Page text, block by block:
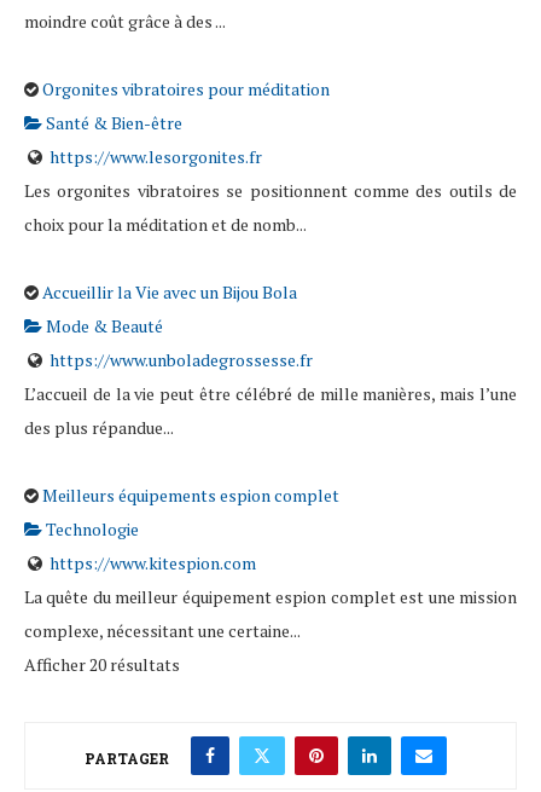
moindre coût grâce à des ...
Orgonites vibratoires pour méditation
Santé & Bien-être
https://www.lesorgonites.fr
Les orgonites vibratoires se positionnent comme des outils de
choix pour la méditation et de nomb...
Accueillir la Vie avec un Bijou Bola
Mode & Beauté
https://www.unboladegrossesse.fr
L’accueil de la vie peut être célébré de mille manières, mais l’une
des plus répandue...
Meilleurs équipements espion complet
Technologie
https://www.kitespion.com
La quête du meilleur équipement espion complet est une mission
complexe, nécessitant une certaine...
Afficher 20 résultats
PARTAGER